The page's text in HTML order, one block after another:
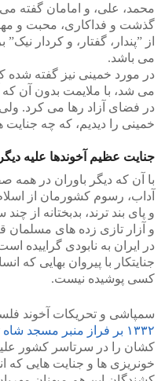
محمد، علی، و امامان گفته
گذشت و فداکاری، محبت و
از ‫”‬پندار، گفتار، و کردار
می باشد‫.
در مورد خمینی نیز گفته شده
می شد، با ملایمت بدون آن که
در فضای آزاد رها می کرد.
خمینی را دیدیم، که چه جنایت
جنایت عظیم آخوندها علیه
با آن که دیگر باوران در همه
آداب، رسوم کشورمان از
و پای بند ترند، بدبختانه از
و آزار تازی زده های مسلمان
در ایران به نابودی گراییده
جنایتکار با پیروان بهایی که
کسی پوشیده نیست.
سمپاشی و تحریکات آخوند
۱۳۳۲ بر فراز منبر مسجد شاه
کشان را در سرتاسر کشور
خونریزی ها و جنایت هایی که